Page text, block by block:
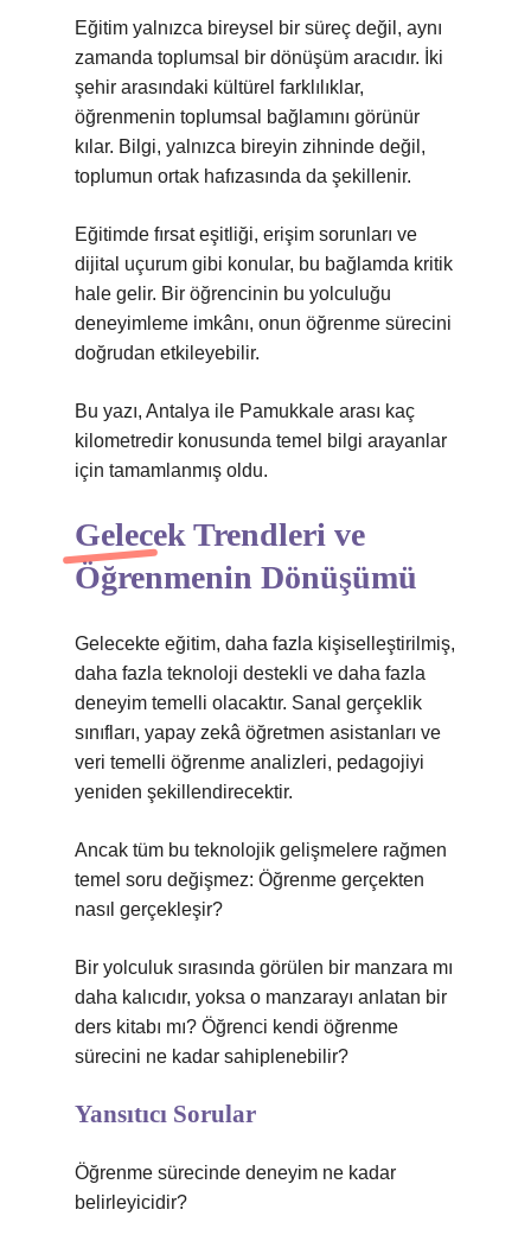
Eğitim yalnızca bireysel bir süreç değil, aynı
zamanda toplumsal bir dönüşüm aracıdır. İki
şehir arasındaki kültürel farklılıklar,
öğrenmenin toplumsal bağlamını görünür
kılar. Bilgi, yalnızca bireyin zihninde değil,
toplumun ortak hafızasında da şekillenir.
Eğitimde fırsat eşitliği, erişim sorunları ve
dijital uçurum gibi konular, bu bağlamda kritik
hale gelir. Bir öğrencinin bu yolculuğu
deneyimleme imkânı, onun öğrenme sürecini
doğrudan etkileyebilir.
Bu yazı, Antalya ile Pamukkale arası kaç
kilometredir konusunda temel bilgi arayanlar
için tamamlanmış oldu.
Gelecek Trendleri ve
Öğrenmenin Dönüşümü
Gelecekte eğitim, daha fazla kişiselleştirilmiş,
daha fazla teknoloji destekli ve daha fazla
deneyim temelli olacaktır. Sanal gerçeklik
sınıfları, yapay zekâ öğretmen asistanları ve
veri temelli öğrenme analizleri, pedagojiyi
yeniden şekillendirecektir.
Ancak tüm bu teknolojik gelişmelere rağmen
temel soru değişmez: Öğrenme gerçekten
nasıl gerçekleşir?
Bir yolculuk sırasında görülen bir manzara mı
daha kalıcıdır, yoksa o manzarayı anlatan bir
ders kitabı mı? Öğrenci kendi öğrenme
sürecini ne kadar sahiplenebilir?
Yansıtıcı Sorular
Öğrenme sürecinde deneyim ne kadar
belirleyicidir?